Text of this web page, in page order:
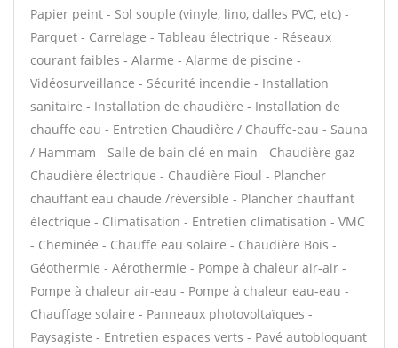
Papier peint - Sol souple (vinyle, lino, dalles PVC, etc) -
Parquet - Carrelage - Tableau électrique - Réseaux
courant faibles - Alarme - Alarme de piscine -
Vidéosurveillance - Sécurité incendie - Installation
sanitaire - Installation de chaudière - Installation de
chauffe eau - Entretien Chaudière / Chauffe-eau - Sauna
/ Hammam - Salle de bain clé en main - Chaudière gaz -
Chaudière électrique - Chaudière Fioul - Plancher
chauffant eau chaude /réversible - Plancher chauffant
électrique - Climatisation - Entretien climatisation - VMC
- Cheminée - Chauffe eau solaire - Chaudière Bois -
Géothermie - Aérothermie - Pompe à chaleur air-air -
Pompe à chaleur air-eau - Pompe à chaleur eau-eau -
Chauffage solaire - Panneaux photovoltaïques -
Paysagiste - Entretien espaces verts - Pavé autobloquant